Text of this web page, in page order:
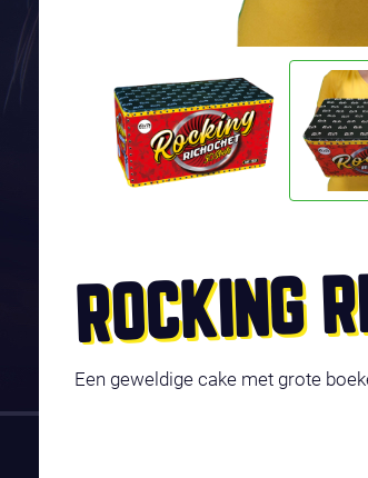
ROCKING
Een geweldige cake met grote